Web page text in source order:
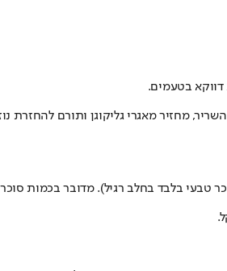
מחזיר מאגרי גליקוגן ותורם להחזרת
דל שומן (1%) יש בערך פי 2 עד 2.5 יותר סוכר מאותה כמות של חלב רגיל דל־שומן, כלומר כ־12 - 15 גרם סוכר (לעומת כ־6 גרם